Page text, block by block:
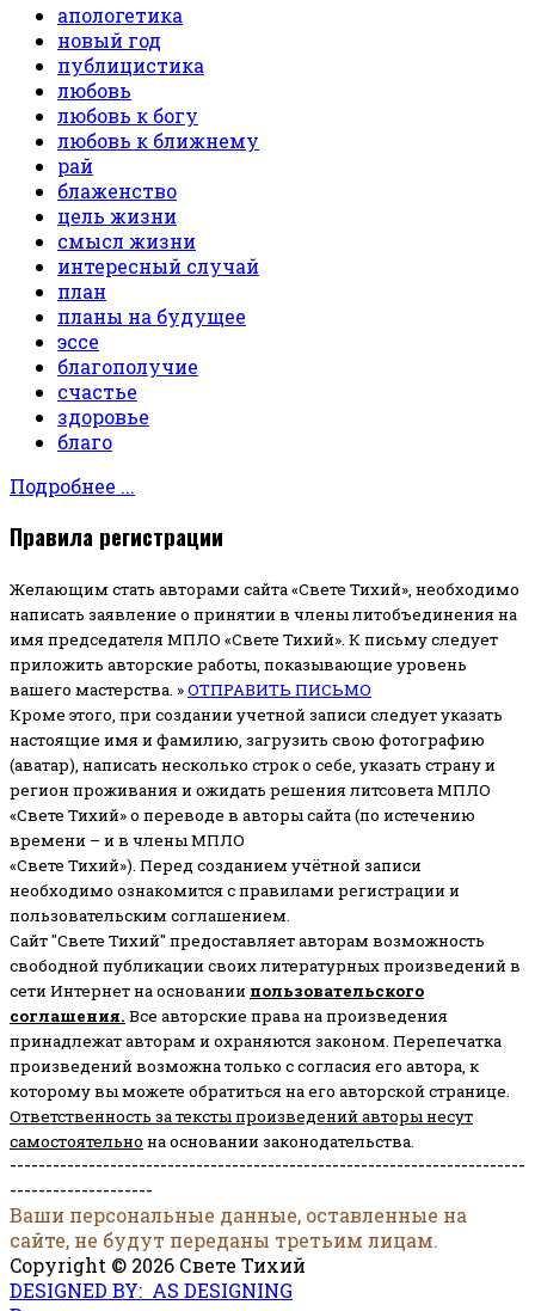
апологетика
новый год
публицистика
любовь
любовь к богу
любовь к ближнему
рай
блаженство
цель жизни
смысл жизни
интересный случай
план
планы на будущее
эссе
благополучие
счастье
здоровье
благо
Подробнее ...
Правила регистрации
Желающим стать авторами сайта «Свете Тихий», необходимо
написать заявление о принятии в члены литобъединения на
имя председателя МПЛО «Свете Тихий». К письму следует
приложить авторские работы, показывающие уровень
вашего мастерства. »ОТПРАВИТЬ ПИСЬМО
Кроме этого, при создании учетной записи следует указать
настоящие имя и фамилию, загрузить свою фотографию
(аватар), написать несколько строк о себе, указать страну и
регион проживания и ожидать решения литсовета МПЛО
«Свете Тихий» о переводе в авторы сайта (по истечению
времени – и в члены МПЛО
«Свете Тихий»). Перед созданием учётной записи
необходимо ознакомится с правилами регистрации и
пользовательским соглашением.
Сайт "Свете Тихий" предоставляет авторам возможность
свободной публикации своих литературных произведений в
сети Интернет на основании пользовательского
соглашения. Все авторские права на произведения
принадлежат авторам и охраняются законом. Перепечатка
произведений возможна только с согласия его автора, к
которому вы можете обратиться на его авторской странице.
Ответственность за тексты произведений авторы несут
самостоятельно на основании законодательства.
------------------------------------------------------------------------
--------------------
Ваши персональные данные, оставленные на
сайте, не будут переданы третьим лицам.
Copyright © 2026 Свете Тихий
DESIGNED BY: AS DESIGNING